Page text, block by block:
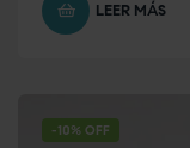
LEER MÁS
-10% OFF